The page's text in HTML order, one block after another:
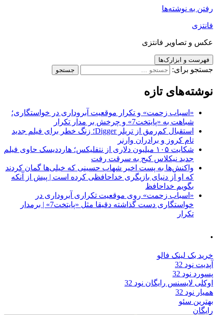
رفتن به نوشته‌ها
فانتزی
عکس و تصاویر فانتزی
فهرست و ابزارک‌ها
جستجو برای:
نوشته‌های تازه
«اسباب زحمت» و تکرار موقعیت آبروداری در خواستگاری؛
شباهت به «پایتخت7» و چرخش بر مدار تکرار
استقبال کم‌رمق از تریلر Digger؛ زنگ خطر برای فیلم جدید
تام کروز و برادران وارنر
شکایت ۱۰۵ میلیون دلاری از نتفلیکس؛ هارددیسک حاوی فیلم
جدید نیکلاس کیج به سرقت رفت
واکنش‌ها به پست اخیر شهاب حسینی که خیلی‌ها گمان کردند
که او از دنیای بازیگری خداحافظی کرده است | پیش از آنکه
بگویم خداحافظ
«اسباب زحمت» روی موقعیت تکراری آبروداری در
خواستگاری دست گذاشته دقیقا مثل «پایتخت7» | برمدار
تکرار
.
خرید بک لینک فالو
آپدیت نود 32
پسورد نود 32
اوکلی لایسنس رایگان نود 32
همیار نود 32
بهترین سئو
رایگان